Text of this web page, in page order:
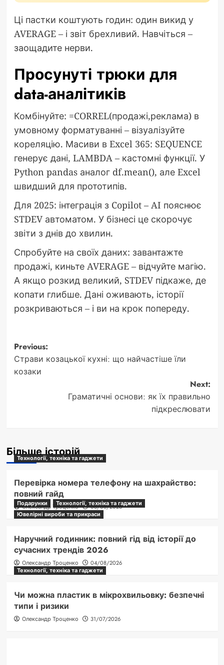
Ці пастки коштують годин: один викид у
AVERAGE – і звіт брехливий. Навчіться –
заощадите нерви.
Просунуті трюки для
data-аналітиків
Комбінуйте: =CORREL(продажі,реклама) в
умовному форматуванні – візуалізуйте
кореляцію. Масиви в Excel 365: SEQUENCE
генерує дані, LAMBDA – кастомні функції. У
Python pandas аналог df.mean(), але Excel
швидший для прототипів.
Для 2025: інтеграція з Copilot – AI пояснює
STDEV автоматом. У бізнесі це скорочує
звіти з днів до хвилин.
Спробуйте на своїх даних: завантажте
продажі, киньте AVERAGE – відчуйте магію.
А якщо розкид великий, STDEV підкаже, де
копати глибше. Дані оживають, історії
розкриваються – і ви на крок попереду.
Post
navigation
Previous:
Страви козацької кухні: що найчастіше їли
козаки
Next:
Граматичні основи: як їх правильно
підкреслювати
Більше історій
Технології, техніка та гаджети
Перевірка номера телефону на шахрайство:
повний гайд
Олександр Троценко 05/08/2026
Подарунки
Технології, техніка та гаджети
Ювелірні вироби та прикраси
Наручний годинник: повний гід від історії до
сучасних трендів 2026
Олександр Троценко
04/08/2026
Технології, техніка та гаджети
Чи можна пластик в мікрохвильовку: безпечні
типи і ризики
Олександр Троценко 31/07/2026